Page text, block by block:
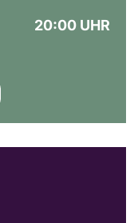
20:00 UHR